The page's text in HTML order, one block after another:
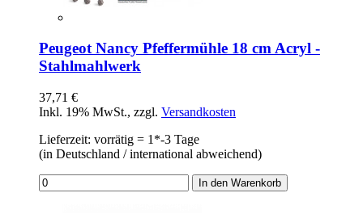
Peugeot Nancy Pfeffermühle 18 cm Acryl -
Stahlmahlwerk
37,71 €
Inkl. 19% MwSt., zzgl. Versandkosten
Lieferzeit: vorrätig = 1*-3 Tage
(in Deutschland / international abweichend)
In den Warenkorb